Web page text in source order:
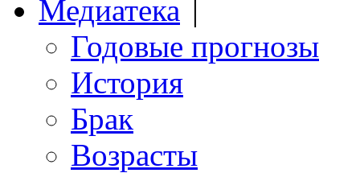
Медиатека |
Годовые прогнозы
История
Брак
Возрасты